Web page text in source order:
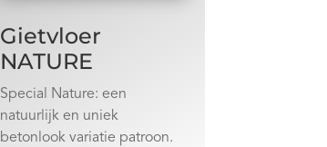
Gietvloer
NATURE
Special Nature: een
natuurlijk en uniek
betonlook variatie patroon.